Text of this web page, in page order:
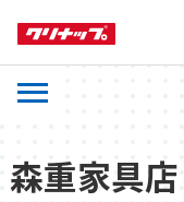
森重家具店